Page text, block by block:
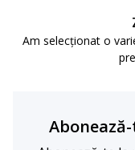
Am selecționat o